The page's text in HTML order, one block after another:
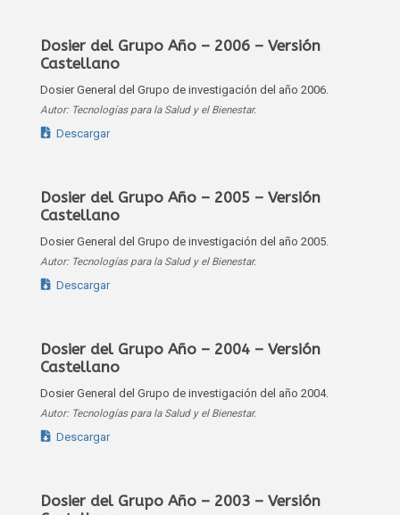
Dosier del Grupo Año – 2006 – Versión
Castellano
Dosier General del Grupo de investigación del año 2006.
Autor: Tecnologías para la Salud y el Bienestar.
Descargar
Dosier del Grupo Año – 2005 – Versión
Castellano
Dosier General del Grupo de investigación del año 2005.
Autor: Tecnologías para la Salud y el Bienestar.
Descargar
Dosier del Grupo Año – 2004 – Versión
Castellano
Dosier General del Grupo de investigación del año 2004.
Autor: Tecnologías para la Salud y el Bienestar.
Descargar
Dosier del Grupo Año – 2003 – Versión